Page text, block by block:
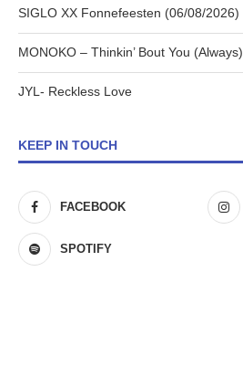
SIGLO XX Fonnefeesten (06/08/2026)
MONOKO – Thinkin’ Bout You (Always)
JYL- Reckless Love
KEEP IN TOUCH
FACEBOOK
SPOTIFY